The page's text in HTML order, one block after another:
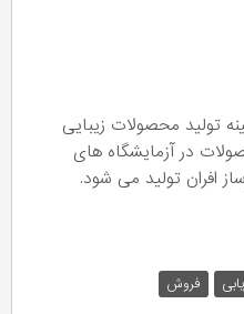
از سال 1398 در زمینه تولید محصولات زیبایی
در آزمایشگاه های
افران تولید می شود.
فروش